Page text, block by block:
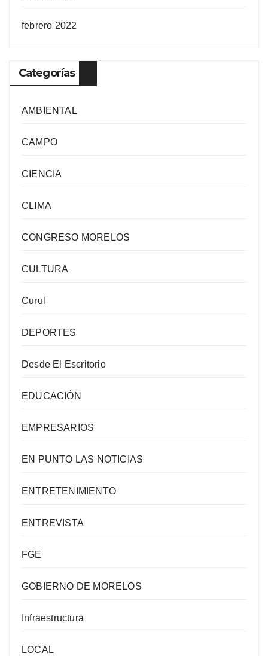
febrero 2022
Categorías
AMBIENTAL
CAMPO
CIENCIA
CLIMA
CONGRESO MORELOS
CULTURA
Curul
DEPORTES
Desde El Escritorio
EDUCACIÓN
EMPRESARIOS
EN PUNTO LAS NOTICIAS
ENTRETENIMIENTO
ENTREVISTA
FGE
GOBIERNO DE MORELOS
Infraestructura
LOCAL